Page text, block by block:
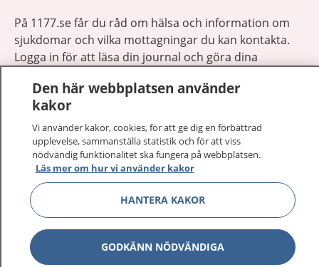
På 1177.se får du råd om hälsa och information om
sjukdomar och vilka mottagningar du kan kontakta.
Logga in för att läsa din journal och göra dina
sjukvårdsrådgivning dygnet runt.
1177 ger dig råd när du vill må bättre.
1177 på flera språk Visa
Om 1177 Visa
Den här webbplatsen använder
kakor
Vi använder kakor, cookies, för att ge dig en förbättrad
upplevelse, sammanställa statistik och för att viss
nödvändig funktionalitet ska fungera på webbplatsen.
Läs mer om hur vi använder kakor
HANTERA KAKOR
GODKÄNN NÖDVÄNDIGA